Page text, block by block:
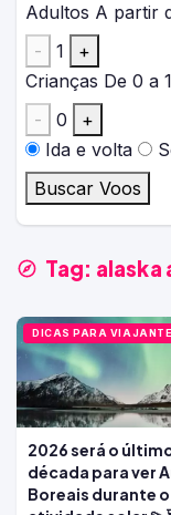
Adultos A partir
-
1
+
Crianças De 0 a
-
0
+
Ida e volta
Buscar Voos
Tag: alaska
DICAS PARA
2026 será o
década para ver
Boreais durante